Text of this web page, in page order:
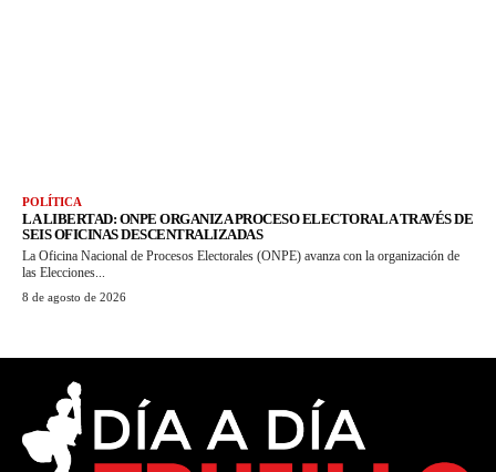
POLÍTICA
LA LIBERTAD: ONPE ORGANIZA PROCESO ELECTORAL A TRAVÉS DE
SEIS OFICINAS DESCENTRALIZADAS
La Oficina Nacional de Procesos Electorales (ONPE) avanza con la organización de
las Elecciones...
8 de agosto de 2026